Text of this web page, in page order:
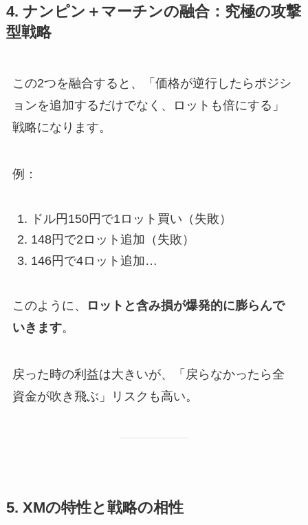
4. ナンピン＋マーチンの融合：究極の攻撃
型戦略
この2つを融合すると、「価格が逆行したらポジシ
ョンを追加するだけでなく、ロットも倍にする」
戦略になります。
例：
ドル円150円で1ロット買い（失敗）
148円で2ロット追加（失敗）
146円で4ロット追加…
このように、
ロットと含み損が爆発的に膨らんで
いきます。
戻った時の利益は大きいが、「戻らなかったら全
資金が吹き飛ぶ」リスクも高い。
5. XMの特性と戦略の相性